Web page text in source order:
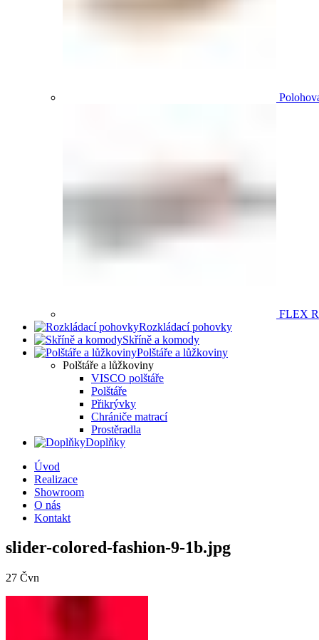
FLEX
Rozkládací pohovky
Skříně a komody
Polštáře a lůžkoviny
Polštáře a lůžkoviny
VISCO polštáře
Polštáře
Přikrývky
Chrániče matrací
Prostěradla
Doplňky
Úvod
Realizace
Showroom
O nás
Kontakt
slider-colored-fashion-9-1b.jpg
27 Čvn